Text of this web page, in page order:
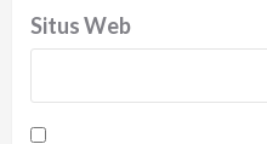
Situs Web